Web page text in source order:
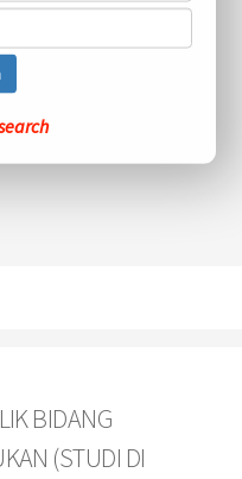
BIDANG
(STUDI DI